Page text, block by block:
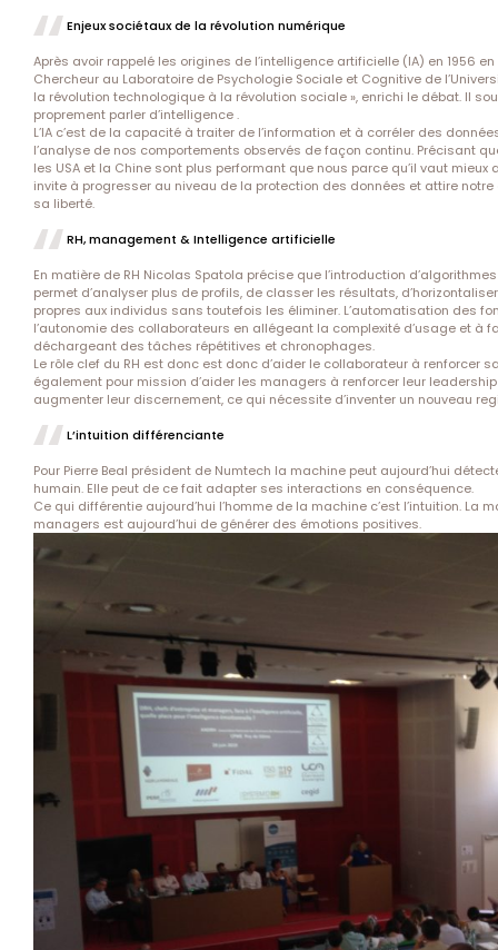
Enjeux sociétaux de la révolution numérique
Après avoir rappelé les origines de l’intelligence artificielle (IA) en 1956
Chercheur au Laboratoire de Psychologie Sociale et Cognitive de
la révolution technologique à la révolution sociale », enrichi le débat. Il
proprement parler d’intelligence .
L’IA c’est de la capacité à traiter de l’information et à corréler des
l’analyse de nos comportements observés de façon continu. Précisant
les USA et la Chine sont plus performant que nous parce qu’il vaut
invite à progresser au niveau de la protection des données et attire
sa liberté.
RH, management & Intelligence artificielle
En matière de RH Nicolas Spatola précise que l’introduction
permet d’analyser plus de profils, de classer les résultats,
propres aux individus sans toutefois les éliminer. L’automatisation des
l’autonomie des collaborateurs en allégeant la complexité d’usage et à
déchargeant des tâches répétitives et chronophages.
Le rôle clef du RH est donc est donc d’aider le collaborateur à renforcer
également pour mission d’aider les managers à renforcer leur
augmenter leur discernement, ce qui nécessite d’inventer un nouveau
L’intuition différenciante
Pour Pierre Beal président de Numtech la machine peut aujourd’hui
humain. Elle peut de ce fait adapter ses interactions en conséquence.
Ce qui différentie aujourd’hui l’homme de la machine c’est l’intuition. La
managers est aujourd’hui de générer des émotions positives.